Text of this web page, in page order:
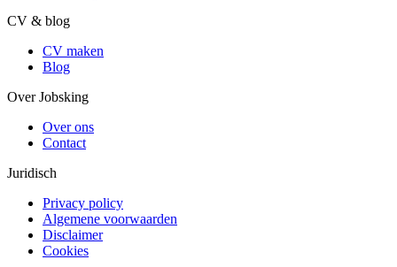
CV & blog
CV maken
Blog
Over Jobsking
Over ons
Contact
Juridisch
Privacy policy
Algemene voorwaarden
Disclaimer
Cookies